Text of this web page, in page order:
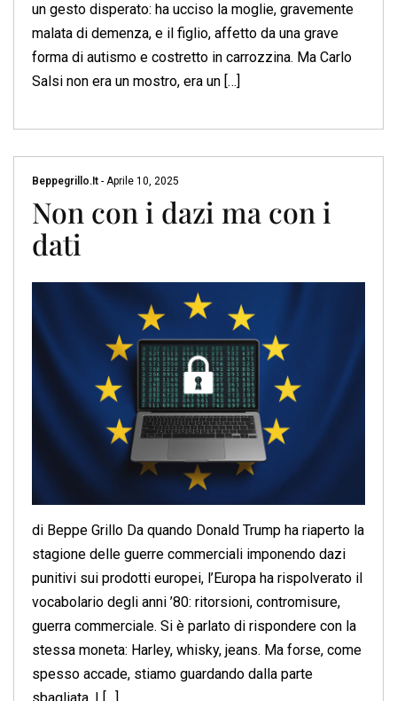
un gesto disperato: ha ucciso la moglie, gravemente
malata di demenza, e il figlio, affetto da una grave
forma di autismo e costretto in carrozzina. Ma Carlo
Salsi non era un mostro, era un […]
Beppegrillo.it - Aprile 10, 2025
Non con i dazi ma con i
dati
di Beppe Grillo Da quando Donald Trump ha riaperto la
stagione delle guerre commerciali imponendo dazi
punitivi sui prodotti europei, l’Europa ha rispolverato il
vocabolario degli anni ’80: ritorsioni, contromisure,
guerra commerciale. Si è parlato di rispondere con la
stessa moneta: Harley, whisky, jeans. Ma forse, come
spesso accade, stiamo guardando dalla parte